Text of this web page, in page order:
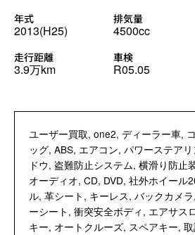
年式
2013(H25)
排気量
4500cc
走行距離
3.9万km
車検
R05.05
ユーザー買取, one2, ディーラー車,
ッグ, ABS, エアコン, パワーステア
ドウ, 盗難防止システム, 横滑り防止
オーディオ, CD, DVD, 社外ホイール
ル, 革シート, キーレス, バックカメ
ーシート, 衝突安全ボディ, エアサス
キー, オートクルーズ, スペアキー, 取